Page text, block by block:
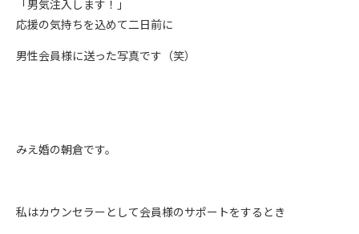
「男気注入します！」
応援の気持ちを込めて二日前に
男性会員様に送った写真です（笑）
みえ婚の朝倉です。
私はカウンセラーとして会員様のサポートをするとき